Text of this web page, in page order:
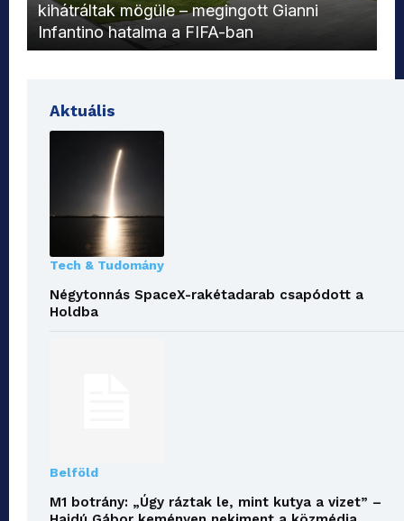
kihátráltak mögüle – megingott Gianni
Infantino hatalma a FIFA-ban
Aktuális
Tech & Tudomány
Négytonnás SpaceX-rakétadarab csapódott a
Holdba
Belföld
M1 botrány: „Úgy ráztak le, mint kutya a vizet” –